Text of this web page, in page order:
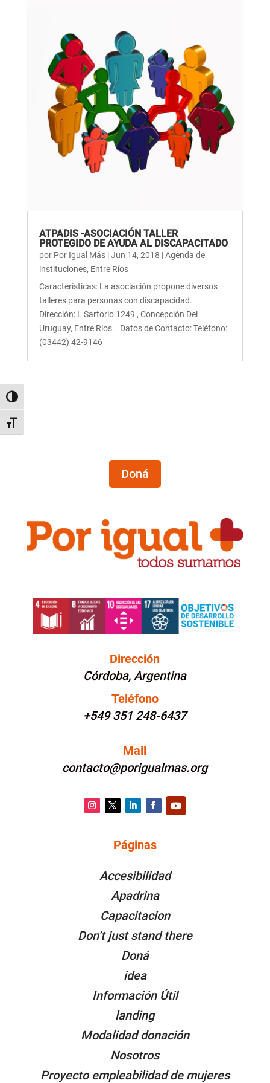
Alternar alto contraste
Alternar tamaño de letra
ATPADIS -ASOCIACIÓN TALLER
PROTEGIDO DE AYUDA AL DISCAPACITADO
por Por Igual Más|Jun 14, 2018 |Agenda de
instituciones, Entre Ríos
Características: La asociación propone diversos
talleres para personas con discapacidad.
Dirección: L Sartorio 1249 , Concepción Del
Uruguay, Entre Ríos. Datos de Contacto: Teléfono:
(03442) 42-9146
Doná
Dirección
Córdoba, Argentina
Teléfono
+549 351 248-6437
Mail
contacto@porigualmas.org
Facebook
Páginas
Accesibilidad
Apadrina
Capacitacion
Don’t just stand there
Doná
idea
Información Útil
landing
Modalidad donación
Nosotros
Proyecto empleabilidad de mujeres